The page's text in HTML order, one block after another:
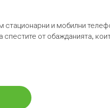
и мобилни
от обажданията,